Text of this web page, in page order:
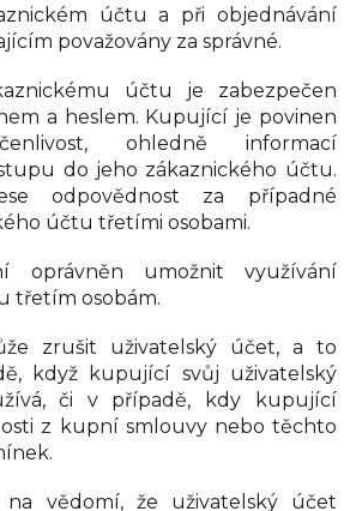
účtu a při objednávání
považovány za správné.
účtu je zabezpečen
a heslem. Kupující je povinen
ohledně informací
do jeho zákaznického účtu.
odpovědnost za případné
účtu třetími osobami.
oprávněn umožnit využívání
třetím osobám.
zrušit uživatelský účet, a to
když kupující svůj uživatelský
či v případě, kdy kupující
z kupní smlouvy nebo těchto
vědomí, že uživatelský účet